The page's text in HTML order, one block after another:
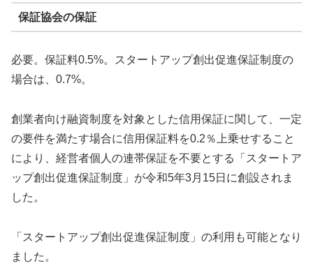
保証協会の保証
必要。保証料0.5%。スタートアップ創出促進保証制度の
場合は、0.7%。
創業者向け融資制度を対象とした信用保証に関して、一定
の要件を満たす場合に信用保証料を0.2％上乗せすること
により、経営者個人の連帯保証を不要とする「スタートア
ップ創出促進保証制度」が令和5年3月15日に創設されま
した。
「スタートアップ創出促進保証制度」の利用も可能となり
ました。